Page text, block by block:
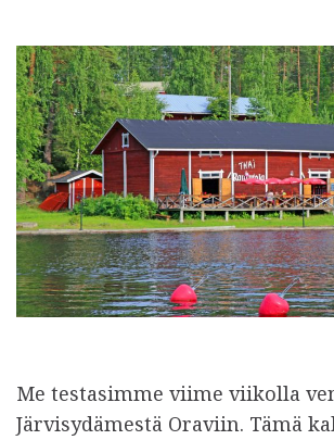
Me testasimme viime viikolla
Järvisydämestä Oraviin. Tämä